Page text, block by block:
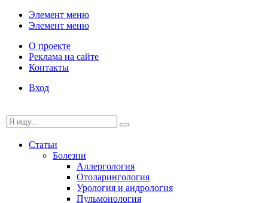
Элемент меню
Элемент меню
О проекте
Реклама на сайте
Контакты
Вход
Статьи
Болезни
Аллергология
Отоларингология
Урология и андрология
Пульмонология